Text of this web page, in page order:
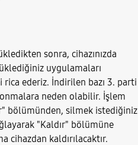
sonra, cihazınızda
uygulamaları
ederiz. İndirilen bazı 3. parti
neden olabilir. İşlem
bölümünden, silmek istediğiniz
"Kaldır" bölümüne
cihazdan kaldırılacaktır.